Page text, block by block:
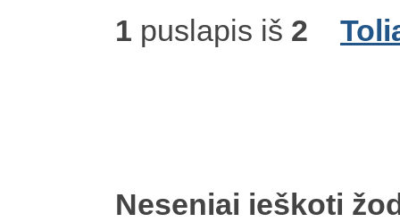
1 puslapis iš 2
Neseniai ieškoti